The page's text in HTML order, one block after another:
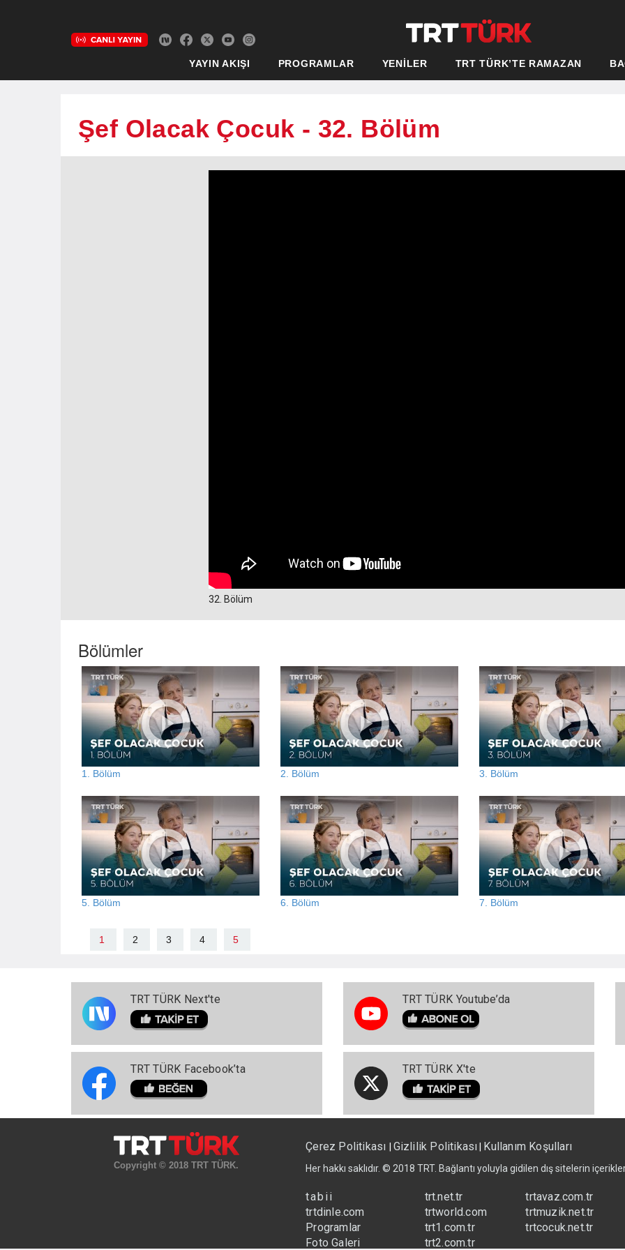
YAYIN AKIŞI PROGRAMLAR YENİLER TRT TÜRK’TE RAMAZAN
Şef Olacak Çocuk - 32. Bölüm
32. Bölüm
Bölümler
1. Bölüm 2. Bölüm 3. Bölüm
5. Bölüm 6. Bölüm 7. Bölüm
1 2 3 4 5
TRT TÜRK Next'te
TRT TÜRK Facebook’ta
TRT TÜRK Youtube’da
TRT TÜRK X'te
Copyright © 2018 TRT TÜRK.
Çerez Politikası Gizlilik Politikası Kullanım Koşulları
Her hakkı saklıdır. © 2018 TRT. Bağlantı yoluyla gidilen dış sitelerin
tabii
trtdinle.com
Programlar
Foto Galeri
trt.net.tr
trtworld.com
trt1.com.tr
trt2.com.tr
trtavaz.com.tr
trtmuzik.net.tr
trtcocuk.net.tr